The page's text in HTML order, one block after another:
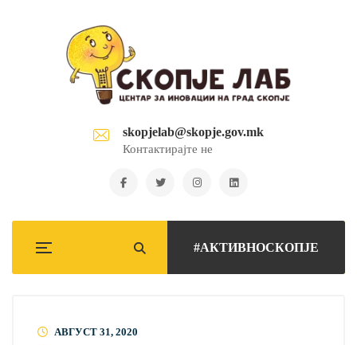
skopjelab@skopje.gov.mk
Контактирајте не
#АКТИВНОСКОПЈЕ
АВГУСТ 31, 2020